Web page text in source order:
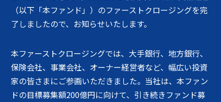
（以下「本ファンド」）のファーストクロージングを完
了しましたので、お知らせいたします。
本ファーストクロージングでは、大手銀行、地方銀行、
保険会社、事業会社、オーナー経営者など、幅広い投資
家の皆さまにご参画いただきました。当社は、本ファン
ドの目標募集額200億円に向けて、引き続きファンド募